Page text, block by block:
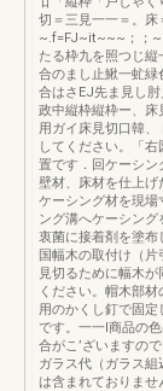
切＝三見一一＝。
~.f=FJ~it~~~；；
たる枠九を照つじ縦
合のまし止鰍一虻緑
合はさEJ先ま見し
政中縦枠縦枠ー、
用ガイ床見切口韓
してください。「
置です．回ケーシン
壁材、床材を仕上
ケーシング材を現場
ング溝へケーシン
衷菌に接着剤を塗布
国幅木の取付け（
見切るために幅木
ください。帽木部
用のかくし釘で固
です。一一l商品の
合がこ’ざいますの
ガラス代（ガラス
は含まれておりませ